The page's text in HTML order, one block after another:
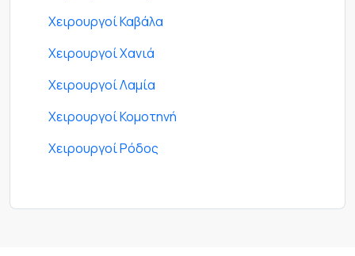
Χειρουργοί Καβάλα
Χειρουργοί Χανιά
Χειρουργοί Λαμία
Χειρουργοί Κομοτηνή
Χειρουργοί Ρόδος